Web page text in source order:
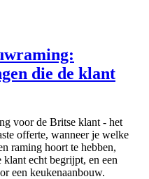
die de klant
voor de Britse klant - het
offerte, wanneer je welke
raming hoort te hebben,
echt begrijpt, en een
een keukenaanbouw.